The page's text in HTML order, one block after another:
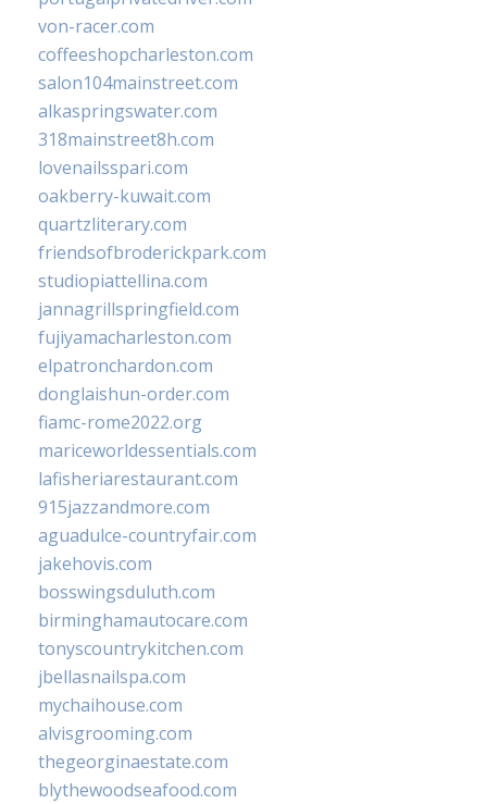
von-racer.com
coffeeshopcharleston.com
salon104mainstreet.com
alkaspringswater.com
318mainstreet8h.com
lovenailsspari.com
oakberry-kuwait.com
quartzliterary.com
friendsofbroderickpark.com
studiopiattellina.com
jannagrillspringfield.com
fujiyamacharleston.com
elpatronchardon.com
donglaishun-order.com
fiamc-rome2022.org
mariceworldessentials.com
lafisheriarestaurant.com
915jazzandmore.com
aguadulce-countryfair.com
jakehovis.com
bosswingsduluth.com
birminghamautocare.com
tonyscountrykitchen.com
jbellasnailspa.com
mychaihouse.com
alvisgrooming.com
thegeorginaestate.com
blythewoodseafood.com